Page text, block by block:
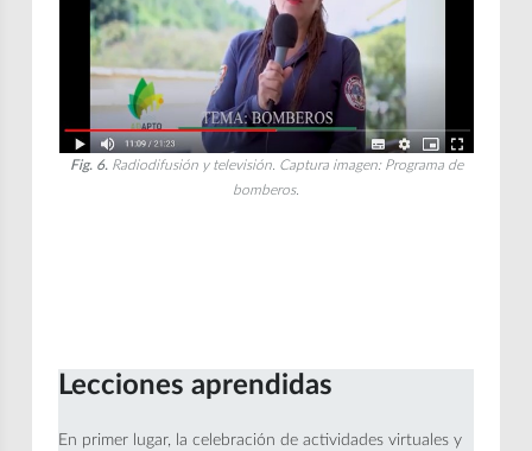
Fig. 6. Radiodifusión y televisión. Captura imagen: Programa de
bomberos.
Lecciones aprendidas
En primer lugar, la celebración de actividades virtuales y